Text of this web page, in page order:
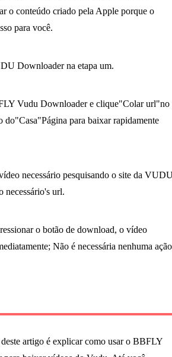
o conteúdo criado pela Apple porque o
para você.
Downloader na etapa um.
Vudu Downloader e clique"Colar url"no
do"Casa"Página para baixar rapidamente
necessário pesquisando o site da
necessário's url.
o botão de download, o vídeo
Não é necessária nenhuma ação
artigo é explicar como usar o BBFLY